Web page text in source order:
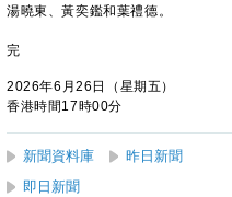
湯曉東、黃奕鑑和葉禮德。
完
2026年6月26日（星期五）
香港時間17時00分
新聞資料庫 昨日新聞
即日新聞